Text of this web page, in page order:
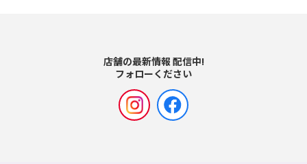
店舗の最新情報 配信中!
フォローください